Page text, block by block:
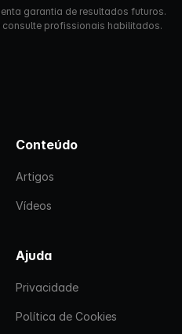
garantia de resultados futuros.
consulte profissionais habilitados.
Conteúdo
Artigos
Vídeos
Ajuda
Privacidade
Política de Cookies